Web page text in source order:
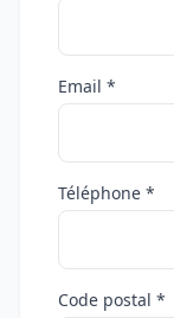
Email *
Téléphone *
Code postal *